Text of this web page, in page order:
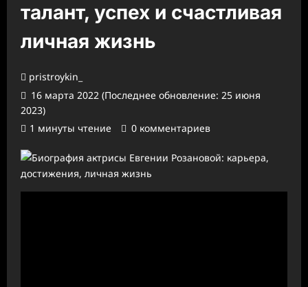
талант, успех и счастливая
личная жизнь
pristroykin_
16 марта 2022 (Последнее обновление: 25 июня
2023)
1 минуты чтение
0 комментариев